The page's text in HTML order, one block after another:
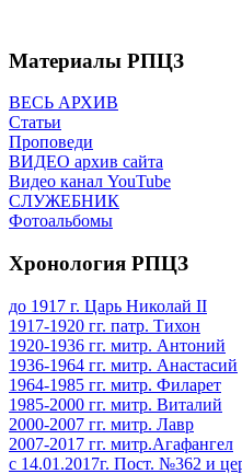
Материалы РПЦЗ
ВЕСЬ АРХИВ
Статьи
Проповеди
ВИДЕО архив сайта
Видео канал YouTube
СЛУЖЕБНИК
Фотоальбомы
Хронология РПЦЗ
до 1917 г. Царь Николай II
1917-1920 гг. патр. Тихон
1920-1936 гг. митр. Антоний
1936-1964 гг. митр. Анастасий
1964-1985 гг. митр. Филарет
1985-2000 гг. митр. Виталий
2000-2007 гг. митр. Лавр
2007-2017 гг. митр.Агафангел
с 14.01.2017г. Пост. №362 и